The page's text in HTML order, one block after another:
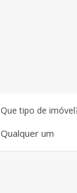
Que tipo de
Qualquer um